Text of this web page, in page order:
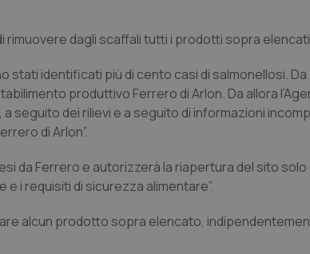
rimuovere dagli scaffali tutti i prodotti sopra
stati identificati più di cento casi di salmonellosi.
produttivo Ferrero di Arlon. Da allora
seguito dei rilievi e a seguito di informazioni
di Arlon”.
da Ferrero e autorizzerà la riapertura del sito
i requisiti di sicurezza alimentare”.
alcun prodotto sopra elencato,